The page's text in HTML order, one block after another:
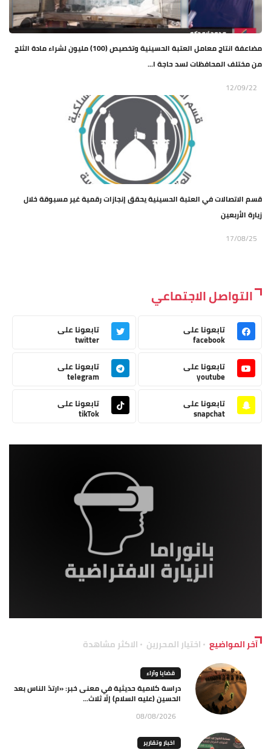
مضاعفة انتاج معامل العتبة الحسينية وتخصيص (100) مليون لشراء مادة الثلج
من مختلف المحافظات لسد حاجة ا...
12/09/22
قسم الاتصالات في العتبة الحسينية يحقق إنجازات رقمية غير مسبوقة خلال
زيارة الأربعين
17/08/25
التواصل الاجتماعي
تابعونا على
facebook
تابعونا على
twitter
تابعونا على
youtube
تابعونا على
telegram
تابعونا على
snapchat
تابعونا على
tikTok
آخر المواضيع اختيار المحررين الاكثر مشاهدة
قضايا وآراء
دراسة كلامية حديثية في معنى خبر: «ارتدّ الناس بعد
الحسين (عليه السلام) إلّا ثلاث...
08/08/2026
اخبار وتقارير